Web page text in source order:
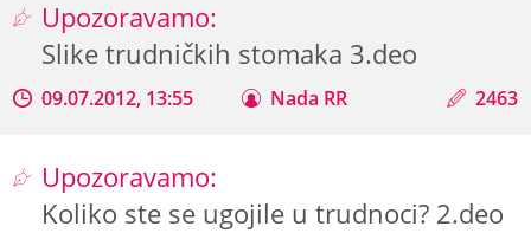
Upozoravamo:
Slike trudničkih stomaka 3.deo
09.07.2012, 13:55 Nada RR 2463
Upozoravamo:
Koliko ste se ugojile u trudnoci? 2.deo